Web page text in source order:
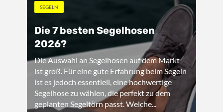
SEGELN
Die 7 besten Segelhosen
2026?
Die Auswahl an Segelhosen auf dem Markt
ist groß. Für eine gute Erfahrung beim Segeln
ist es jedoch essentiell, eine hochwertige
Segelhose zu wählen, die perfekt zu dem
geplanten Segeltörn passt. Welche...